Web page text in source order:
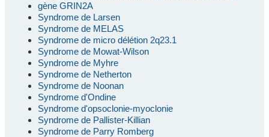
gène GRIN2A
Syndrome de Larsen
Syndrome de MELAS
Syndrome de micro délétion 2q23.1
Syndrome de Mowat-Wilson
Syndrome de Myhre
Syndrome de Netherton
Syndrome de Noonan
Syndrome d'Ondine
Syndrome d'opsoclonie-myoclonie
Syndrome de Pallister-Killian
Syndrome de Parry Romberg